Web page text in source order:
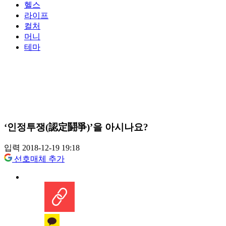
헬스
라이프
컬처
머니
테마
‘인정투쟁(認定鬪爭)’을 아시나요?
입력 2018-12-19 19:18
선호매체 추가